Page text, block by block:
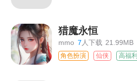
猎魔永恒
mmo 7 人下载 21.99MB
角色扮演 仙侠 高福利